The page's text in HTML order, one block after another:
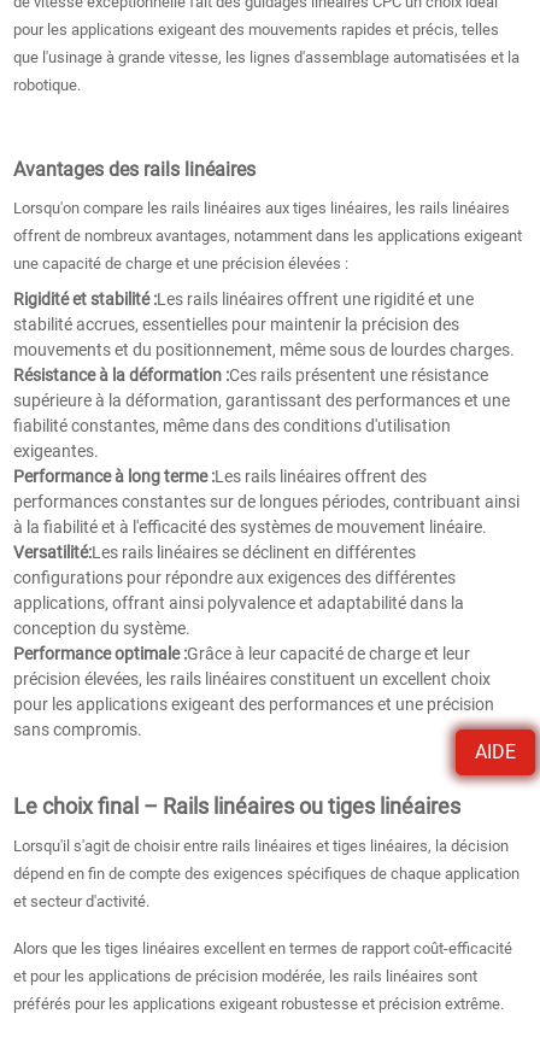
AIDE
pour les applications exigeant des mouvements rapides et précis, telles
que l'usinage à grande vitesse, les lignes d'assemblage automatisées et la
robotique.
Avantages des rails linéaires
Lorsqu'on compare les rails linéaires aux tiges linéaires, les rails linéaires
offrent de nombreux avantages, notamment dans les applications exigeant
une capacité de charge et une précision élevées :
Rigidité et stabilité :Les rails linéaires offrent une rigidité et une
stabilité accrues, essentielles pour maintenir la précision des
mouvements et du positionnement, même sous de lourdes charges.
Résistance à la déformation :Ces rails présentent une résistance
supérieure à la déformation, garantissant des performances et une
fiabilité constantes, même dans des conditions d'utilisation
exigeantes.
Performance à long terme :Les rails linéaires offrent des
performances constantes sur de longues périodes, contribuant ainsi
à la fiabilité et à l'efficacité des systèmes de mouvement linéaire.
Versatilité:Les rails linéaires se déclinent en différentes
configurations pour répondre aux exigences des différentes
applications, offrant ainsi polyvalence et adaptabilité dans la
conception du système.
Performance optimale :Grâce à leur capacité de charge et leur
précision élevées, les rails linéaires constituent un excellent choix
pour les applications exigeant des performances et une précision
sans compromis.
Le choix final – Rails linéaires ou tiges linéaires
Lorsqu'il s'agit de choisir entre rails linéaires et tiges linéaires, la décision
dépend en fin de compte des exigences spécifiques de chaque application
et secteur d'activité.
Alors que les tiges linéaires excellent en termes de rapport coût-efficacité
et pour les applications de précision modérée, les rails linéaires sont
préférés pour les applications exigeant robustesse et précision extrême.